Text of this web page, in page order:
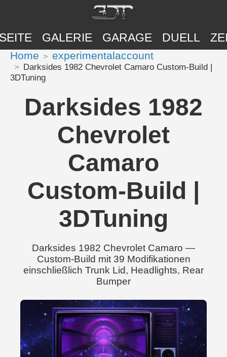
GALERIE GARAGE DUELL
Home experimentalaccount
Darksides 1982 Chevrolet Camaro Custom-Build |
3DTuning
Darksides 1982
Chevrolet
Camaro
Custom-Build |
3DTuning
Darksides 1982 Chevrolet Camaro —
Custom-Build mit 39 Modifikationen
einschließlich Trunk Lid, Headlights, Rear
Bumper